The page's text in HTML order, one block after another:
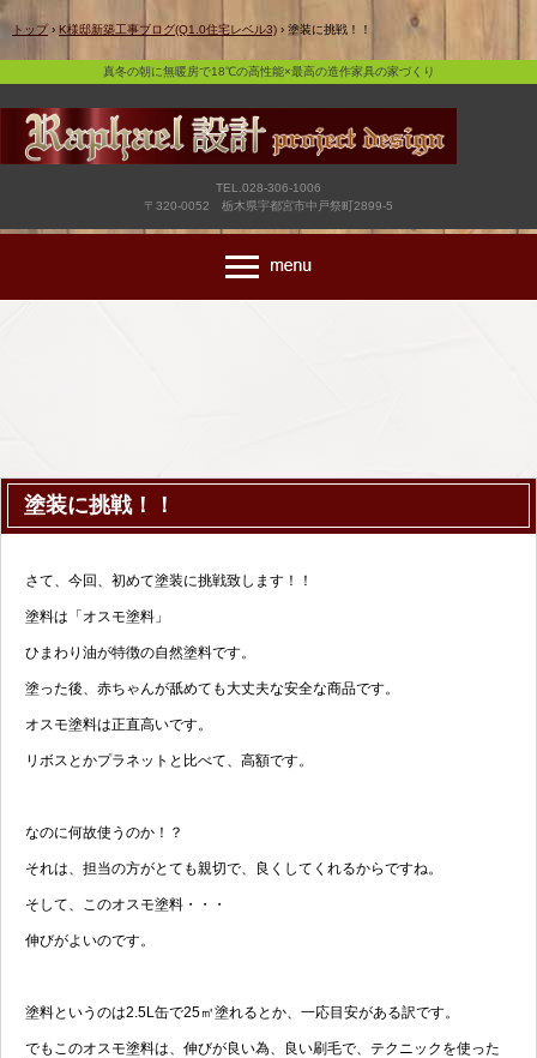
真冬の朝に無暖房で18℃の高性能×最高の造作家具の家づくり
トップ › K様邸新築工事ブログ(Q1.0住宅レベル3) › 塗装に挑戦！！
真冬の朝に無暖房で18℃の高性能×最高の造作家具の家づくり
TEL.028-306-1006
〒320-0052 栃木県宇都宮市中戸祭町2899-5
塗装に挑戦！！
さて、今回、初めて塗装に挑戦致します！！
塗料は「オスモ塗料」
ひまわり油が特徴の自然塗料です。
塗った後、赤ちゃんが舐めても大丈夫な安全な商品です。
オスモ塗料は正直高いです。
リボスとかプラネットと比べて、高額です。
なのに何故使うのか！？
それは、担当の方がとても親切で、良くしてくれるからですね。
そして、このオスモ塗料・・・
伸びがよいのです。
塗料というのは2.5L缶で25㎥塗れるとか、一応目安がある訳です。
でもこのオスモ塗料は、伸びが良い為、良い刷毛で、テクニックを使った